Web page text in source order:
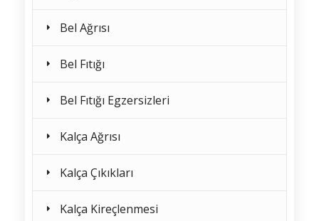
Bel Ağrısı
Bel Fıtığı
Bel Fıtığı Egzersizleri
Kalça Ağrısı
Kalça Çıkıkları
Kalça Kireçlenmesi